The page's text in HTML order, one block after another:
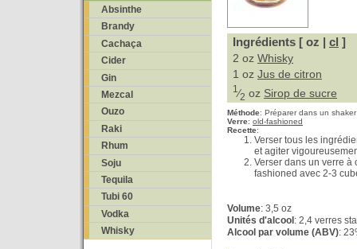
Absinthe
Brandy
Cachaça
Cider
Gin
Mezcal
Ouzo
Raki
Rhum
Soju
Tequila
Tubi 60
Vodka
Whisky
Ingrédients [ oz | cl ]
2 oz Whisky
1 oz Jus de citron
1 ⁄2 oz Sirop de sucre
Méthode: Préparer dans un shaker
Verre: old-fashioned
Recette:
Verser tous les
et agiter
Verser dans un verre à
fashioned avec 2-3
Volume: 3,5 oz
Unités d'alcool : 2,4 verres
Alcool par volume (ABV):